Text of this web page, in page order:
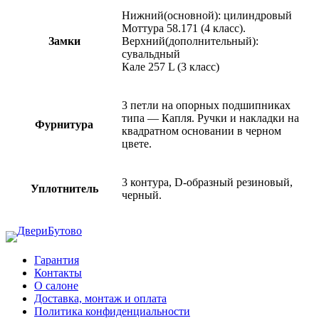
Замки
Нижний(основной): цилиндровый
Моттура 58.171 (4 класс).
Верхний(дополнительный):
сувальдный
Кале 257 L (3 класс)
Фурнитура
3 петли на опорных подшипниках
типа — Капля. Ручки и накладки на
квадратном основании в черном
цвете.
Уплотнитель
3 контура, D-образный резиновый,
черный.
Гарантия
Контакты
О салоне
Доставка, монтаж и оплата
Политика конфиденциальности